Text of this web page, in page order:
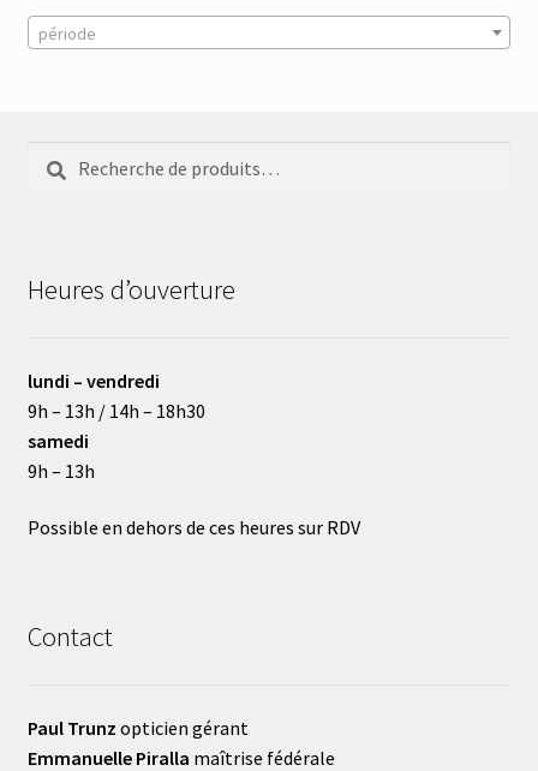
période
Recherche
pour :
Recherche
Heures d’ouverture
lundi – vendredi
9h – 13h / 14h – 18h30
samedi
9h – 13h
Possible en dehors de ces heures sur RDV
Contact
Paul Trunz opticien gérant
Emmanuelle Piralla maîtrise fédérale